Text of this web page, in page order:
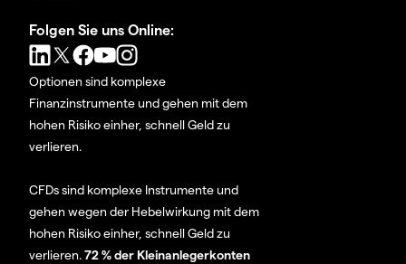
Folgen Sie uns Online:
Optionen sind komplexe
Finanzinstrumente und gehen mit dem
hohen Risiko einher, schnell Geld zu
verlieren.
CFDs sind komplexe Instrumente und
gehen wegen der Hebelwirkung mit dem
hohen Risiko einher, schnell Geld zu
verlieren.72 % der Kleinanlegerkonten